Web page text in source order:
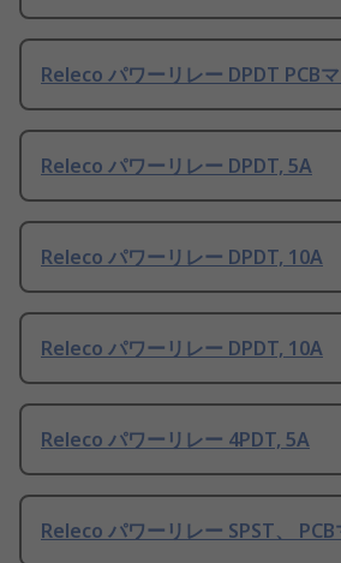
Releco パワーリレー DPDT PCB
Releco パワーリレー DPDT, 5A
Releco パワーリレー DPDT, 10A
Releco パワーリレー DPDT, 10A
Releco パワーリレー 4PDT, 5A
Releco パワーリレー SPST、 PCB